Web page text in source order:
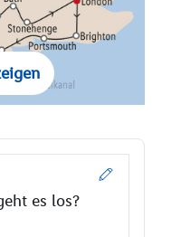
es los?